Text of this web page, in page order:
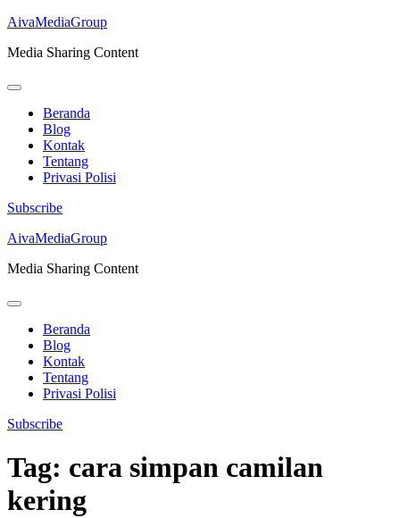
AivaMediaGroup
Media Sharing Content
Beranda
Blog
Kontak
Tentang
Privasi Polisi
Subscribe
Lompat
konten
Enter)
AivaMediaGroup
Media Sharing Content
Beranda
Blog
Kontak
Tentang
Privasi Polisi
Subscribe
Tag: cara simpan camilan
kering